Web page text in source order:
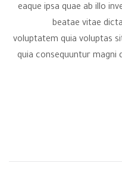
eaque ipsa quae ab illo
beatae vitae
voluptatem quia voluptas
quia consequuntur magni